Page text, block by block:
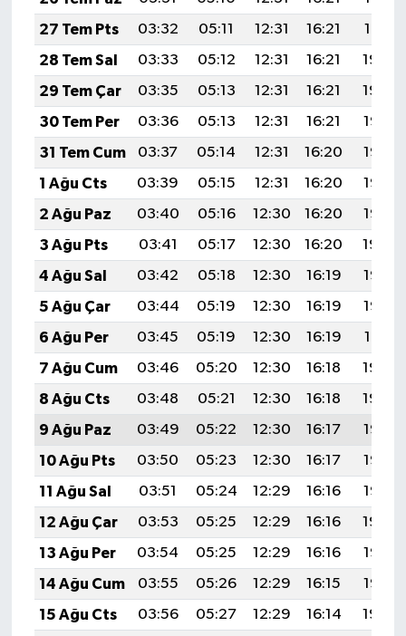
27 Tem Pts
03:32 05:11 12:31 16:21
19:41
28 Tem Sal
03:33 05:12 12:31 16:21
19:40
29 Tem Çar
03:35 05:13 12:31 16:21
19:39
30 Tem Per
03:36 05:13 12:31 16:21
19:38
31 Tem Cum
03:37 05:14 12:31 16:20
19:37
1 Ağu Cts
03:39 05:15 12:31 16:20
19:36
2 Ağu Paz
03:40 05:16 12:30 16:20
19:35
3 Ağu Pts
03:41 05:17 12:30 16:20
19:34
4 Ağu Sal
03:42 05:18 12:30 16:19
19:33
5 Ağu Çar
03:44 05:19 12:30 16:19
19:32
6 Ağu Per
03:45 05:19 12:30 16:19
19:31
7 Ağu Cum
03:46 05:20 12:30 16:18
19:30
8 Ağu Cts
03:48 05:21 12:30 16:18
19:29
9 Ağu Paz
03:49 05:22 12:30 16:17
19:28
10 Ağu Pts
03:50 05:23 12:30 16:17
19:26
11 Ağu Sal
03:51 05:24 12:29 16:16
19:25
12 Ağu Çar
03:53 05:25 12:29 16:16
19:24
13 Ağu Per
03:54 05:25 12:29 16:16
19:23
14 Ağu Cum
03:55 05:26 12:29 16:15
19:22
15 Ağu Cts
03:56 05:27 12:29 16:14
19:20